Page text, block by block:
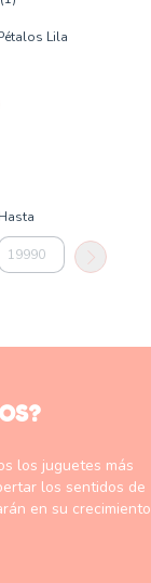
Lila
Hasta
los juguetes más
los sentidos de
en su crecimiento